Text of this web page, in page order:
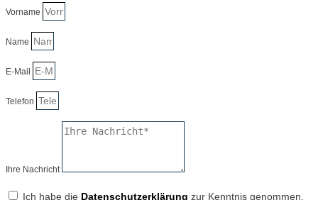
Vorname
Name
E-Mail
Telefon
Ihre Nachricht
Ich habe die Datenschutzerklärung zur Kenntnis genommen.